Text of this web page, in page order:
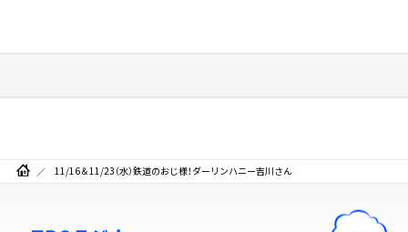
11/16＆11/23（水）鉄道のおじ様！ダーリンハニー吉川さん